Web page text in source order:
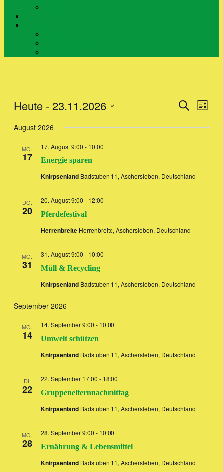
Veranstaltungen
und
Suche
Liste
Heute - 23.11.2026
wählen.
August 2026
MO.
17 Energie sparen
17. August 9:00 - 10:00
Knirpsenland Badstuben 11, Aschersleben, Deutschland
DO.
20 Pferdefestival
20. August 9:00 - 12:00
Herrenbreite Herrenbreite, Aschersleben, Deutschland
MO.
31 Müll & Recycling
31. August 9:00 - 10:00
Knirpsenland Badstuben 11, Aschersleben, Deutschland
September 2026
MO.
14 Umwelt schützen
14. September 9:00 - 10:00
Knirpsenland Badstuben 11, Aschersleben, Deutschland
DI.
22 Gruppenelternnachmittag
22. September 17:00 - 18:00
Knirpsenland Badstuben 11, Aschersleben, Deutschland
MO.
28 Ernährung & Lebensmittel
28. September 9:00 - 10:00
Knirpsenland Badstuben 11, Aschersleben, Deutschland